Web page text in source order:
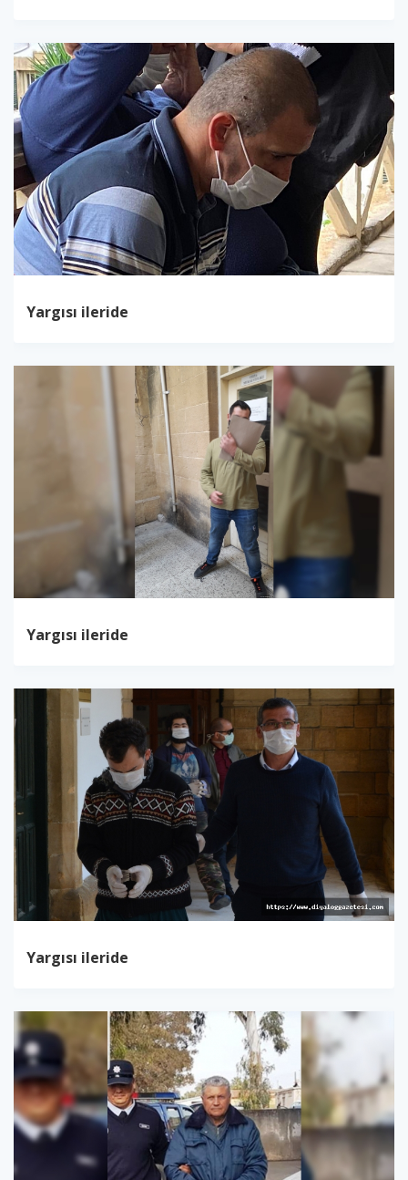
Yargısı ileride
Yargısı ileride
Yargısı ileride